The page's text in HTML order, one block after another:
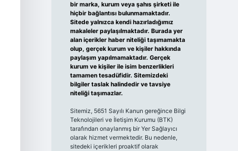
bir marka, kurum veya şahıs şirketi ile
hiçbir bağlantısı bulunmamaktadır.
Sitede yalnızca kendi hazırladığımız
makaleler paylaşılmaktadır. Burada yer
alan içerikler haber niteliği taşımamakta
olup, gerçek kurum ve kişiler hakkında
paylaşım yapılmamaktadır. Gerçek
kurum ve kişiler ile isim benzerlikleri
tamamen tesadüfidir. Sitemizdeki
bilgiler taslak halindedir ve tavsiye
niteliği taşımazlar.
Sitemiz, 5651 Sayılı Kanun gereğince Bilgi
Teknolojileri ve İletişim Kurumu (BTK)
tarafından onaylanmış bir Yer Sağlayıcı
olarak hizmet vermektedir. Bu nedenle,
sitedeki içerikleri proaktif olarak